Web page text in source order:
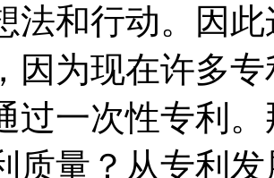
法和行动。因
因为现在许多
过一次性专利
质量？从专利